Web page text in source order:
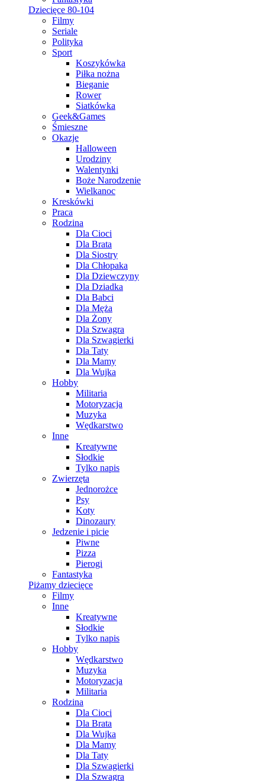
Dziecięce 80-104
Filmy
Seriale
Polityka
Sport
Koszykówka
Piłka nożna
Bieganie
Rower
Siatkówka
Geek&Games
Śmieszne
Okazje
Halloween
Urodziny
Walentynki
Boże Narodzenie
Wielkanoc
Kreskówki
Praca
Rodzina
Dla Cioci
Dla Brata
Dla Siostry
Dla Chłopaka
Dla Dziewczyny
Dla Dziadka
Dla Babci
Dla Męża
Dla Żony
Dla Szwagra
Dla Szwagierki
Dla Taty
Dla Mamy
Dla Wujka
Hobby
Militaria
Motoryzacja
Muzyka
Wędkarstwo
Inne
Kreatywne
Słodkie
Tylko napis
Zwierzęta
Jednorożce
Psy
Koty
Dinozaury
Jedzenie i picie
Piwne
Pizza
Pierogi
Fantastyka
Piżamy dziecięce
Filmy
Inne
Kreatywne
Słodkie
Tylko napis
Hobby
Wędkarstwo
Muzyka
Motoryzacja
Militaria
Rodzina
Dla Cioci
Dla Brata
Dla Wujka
Dla Mamy
Dla Taty
Dla Szwagierki
Dla Szwagra